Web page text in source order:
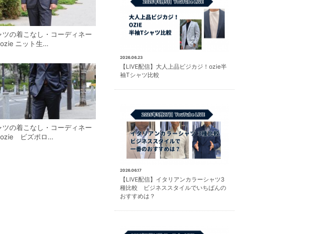
ツの着こなし・コーディネー
ニット生…
ツの着こなし・コーディネー
ビズポロ…
2026.06.23
【LIVE配信】大人上品ビジカジ！ozie半
袖Tシャツ比較
2026.06.17
【LIVE配信】イタリアンカラーシャツ3
種比較 ビジネススタイルでいちばんの
おすすめは？